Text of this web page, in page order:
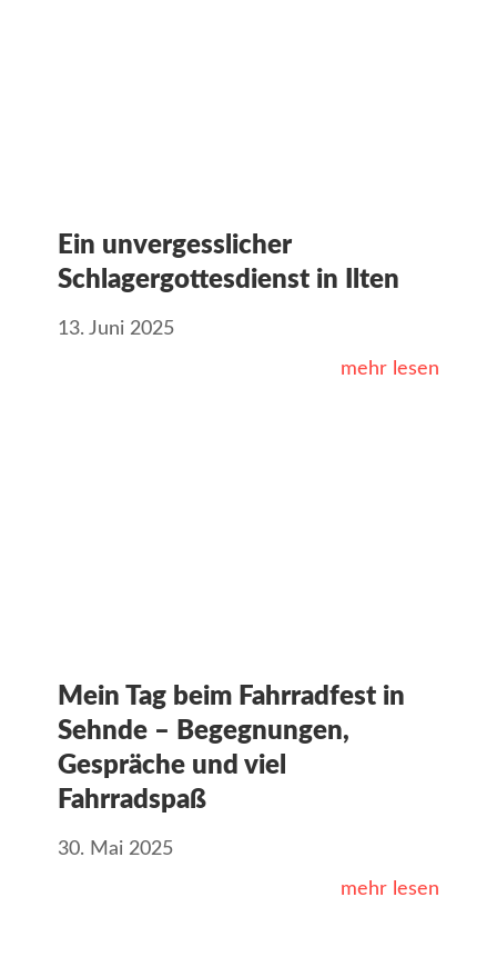
Ein unvergesslicher
Schlagergottesdienst in Ilten
13. Juni 2025
mehr lesen
Mein Tag beim Fahrradfest in
Sehnde – Begegnungen,
Gespräche und viel
Fahrradspaß
30. Mai 2025
mehr lesen